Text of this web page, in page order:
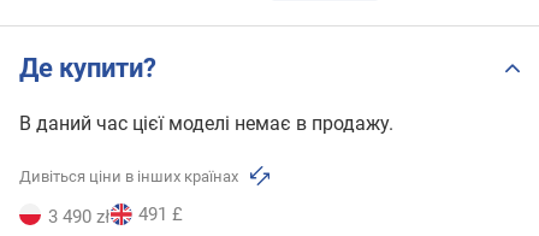
Де купити?
В даний час цієї моделі немає в продажу.
Дивіться ціни в інших країнах
3 490 zł 491 £